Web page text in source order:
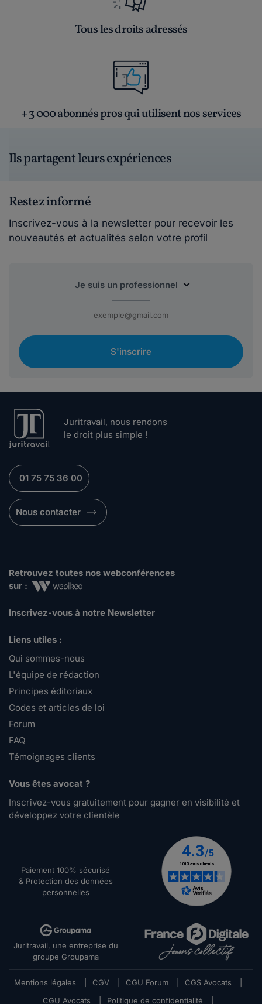
Tous les droits adressés
+ 3 000 abonnés pros qui utilisent nos services
Ils partagent leurs expériences
Restez informé
Inscrivez-vous à la newsletter pour recevoir les
nouveautés et actualités selon votre profil
S'inscrire
Juritravail, nous rendons
le droit plus simple !
01 75 75 36 00
Nous contacter
Retrouvez toutes nos webconférences
sur :
Inscrivez-vous à notre Newsletter
Liens utiles :
Qui sommes-nous
L'équipe de rédaction
Principes éditoriaux
Codes et articles de loi
Forum
FAQ
Témoignages clients
Vous êtes avocat ?
Inscrivez-vous gratuitement pour gagner en visibilité et
développez votre clientèle
Paiement 100% sécurisé
& Protection des données
personnelles
Juritravail, une entreprise du
groupe Groupama
Mentions légales CGV CGU Forum CGS Avocats
CGU Avocats
Politique de confidentialité